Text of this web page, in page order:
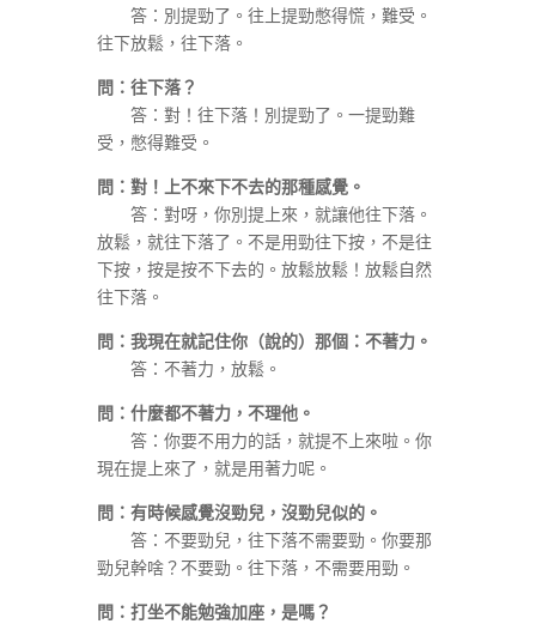
答：別提勁了。往上提勁憋得慌，難受。
往下放鬆，往下落。
問：往下落？
答：對！往下落！別提勁了。一提勁難
受，憋得難受。
問：對！上不來下不去的那種感覺。
答：對呀，你別提上來，就讓他往下落。
放鬆，就往下落了。不是用勁往下按，不是往
下按，按是按不下去的。放鬆放鬆！放鬆自然
往下落。
問：我現在就記住你（說的）那個：不著力。
答：不著力，放鬆。
問：什麼都不著力，不理他。
答：你要不用力的話，就提不上來啦。你
現在提上來了，就是用著力呢。
問：有時候感覺沒勁兒，沒勁兒似的。
答：不要勁兒，往下落不需要勁。你要那
勁兒幹啥？不要勁。往下落，不需要用勁。
問：打坐不能勉強加座，是嗎？